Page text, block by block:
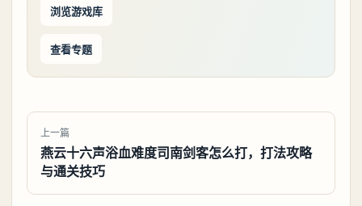
浏览游戏库
查看专题
上一篇
燕云十六声浴血难度司南剑客怎么打，打法攻略
与通关技巧